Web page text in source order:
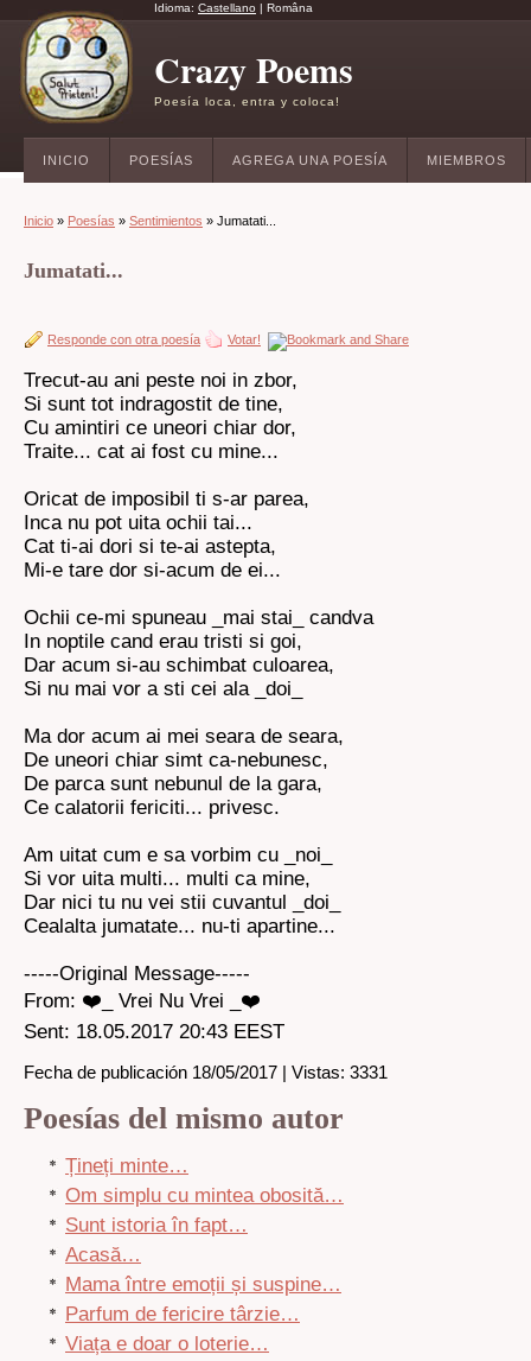
Idioma: Castellano | Româna
Crazy Poems
Poesía loca, entra y coloca!
INICIO POESÍAS AGREGA UNA POESÍA MIEMBROS
Inicio » Poesías » Sentimientos » Jumatati...
Jumatati...
Responde con otra poesía Votar!
Trecut-au ani peste noi in zbor,
Si sunt tot indragostit de tine,
Cu amintiri ce uneori chiar dor,
Traite... cat ai fost cu mine...
Oricat de imposibil ti s-ar parea,
Inca nu pot uita ochii tai...
Cat ti-ai dori si te-ai astepta,
Mi-e tare dor si-acum de ei...
Ochii ce-mi spuneau _mai stai_ candva
In noptile cand erau tristi si goi,
Dar acum si-au schimbat culoarea,
Si nu mai vor a sti cei ala _doi_
Ma dor acum ai mei seara de seara,
De uneori chiar simt ca-nebunesc,
De parca sunt nebunul de la gara,
Ce calatorii fericiti... privesc.
Am uitat cum e sa vorbim cu _noi_
Si vor uita multi... multi ca mine,
Dar nici tu nu vei stii cuvantul _doi_
Cealalta jumatate... nu-ti apartine...
-----Original Message-----
From: ❤️_ Vrei Nu Vrei _❤️
Sent: 18.05.2017 20:43 EEST
Fecha de publicación 18/05/2017 | Vistas: 3331
Poesías del mismo autor
Țineți minte…
Om simplu cu mintea obosită…
Sunt istoria în fapt…
Acasă…
Mama între emoții și suspine…
Parfum de fericire târzie…
Viața e doar o loterie…